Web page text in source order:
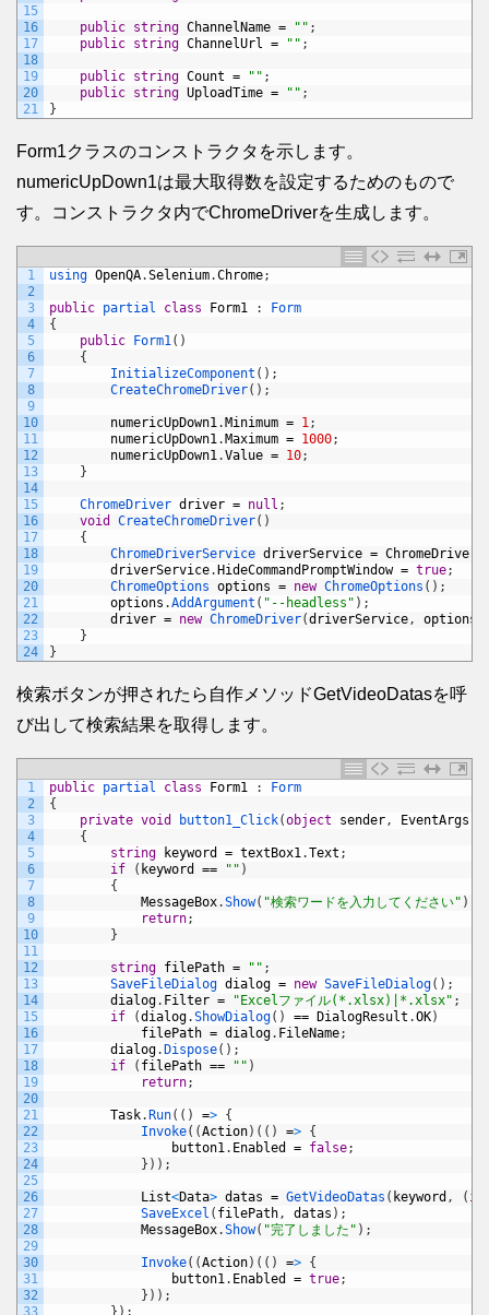
15
16
17
18
19
20
21
public string ChannelName = "" ;
public string ChannelUrl = "" ;
public string Count = "" ;
public string UploadTime = "" ;
}
Form1クラスのコンストラクタを示します。
numericUpDown1は最大取得数を設定するためのもので
す。コンストラクタ内でChromeDriverを生成します。
1
2
3
4
5
6
7
8
9
10
11
12
13
14
15
16
17
18
19
20
21
22
23
24
using OpenQA.Selenium.Chrome;
public partial class Form1 :
Form
{
public
Form1( )
{
InitializeComponent ( ) ;
CreateChromeDriver( ) ;
numericUpDown1. Minimum = 1;
numericUpDown1. Maximum = 1000;
numericUpDown1.Value = 10;
}
ChromeDriver driver = null ;
void
CreateChromeDriver( )
{
ChromeDriverService driverService =
driverService. HideCommandPromptWindow = true;
ChromeOptions options = new ChromeOptions ( ) ;
options .AddArgument ( "--headless" ) ;
driver = new ChromeDriver(driverService, options
}
}
検索ボタンが押されたら自作メソッドGetVideoDatasを呼
び出して検索結果を取得します。
1
2
3
4
5
6
7
8
9
10
11
12
13
14
15
16
17
18
19
20
21
22
23
24
25
26
27
28
29
30
31
32
33
public partial class Form1 :
Form
{
private void button1_Click(object sender, EventArgs
{
string
keyword = textBox1.Text ;
if
( keyword == "" )
{
MessageBox.Show( "検索ワードを入力してください" )
return;
}
string filePath = "" ;
SaveFileDialog dialog = new SaveFileDialog( ) ;
dialog. Filter = "Excelファイル(*.xlsx)|*.xlsx" ;
if
(dialog.ShowDialog( ) == DialogResult .OK)
filePath = dialog. FileName;
dialog. Dispose( ) ;
if
( filePath == "" )
return;
Task. Run( ( ) => {
Invoke( (Action) ( ( ) => {
button1. Enabled = false;
} ) ) ;
List<Data> datas = GetVideoDatas ( keyword , (
SaveExcel ( filePath, datas ) ;
MessageBox.Show( "完了しました" ) ;
Invoke( (Action) ( ( ) => {
button1. Enabled = true;
} ) ) ;
} ) ;